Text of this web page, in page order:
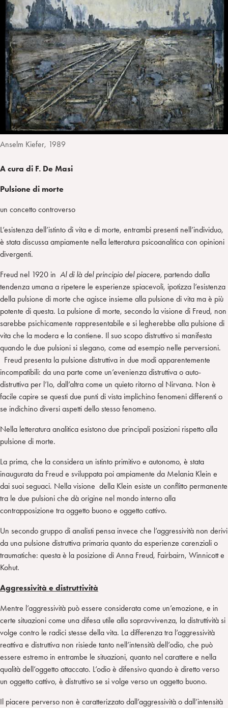
r
Anselm Kiefer, 1989
A cura di F. De Masi
Pulsione di morte
un concetto controverso
L’esistenza dell’istinto di vita e di morte, entrambi presenti nell’individuo,
è stata discussa ampiamente nella letteratura psicoanalitica con opinioni
divergenti.
Freud nel 1920 in Al di là del principio del piacere, partendo dalla
tendenza umana a ripetere le esperienze spiacevoli, ipotizza l’esistenza
della pulsione di morte che agisce insieme alla pulsione di vita ma è più
potente di questa. La pulsione di morte, secondo la visione di Freud, non
sarebbe psichicamente rappresentabile e si legherebbe alla pulsione di
vita che la modera e la contiene. Il suo scopo distruttivo si manifesta
quando le due pulsioni si slegano, come ad esempio nelle perversioni.
Freud presenta la pulsione distruttiva in due modi apparentemente
incompatibili: da una parte come un’evenienza distruttiva o auto-
distruttiva per l’Io, dall’altra come un quieto ritorno al Nirvana. Non è
facile capire se questi due punti di vista implichino fenomeni differenti o
se indichino diversi aspetti dello stesso fenomeno.
Nella letteratura analitica esistono due principali posizioni rispetto alla
pulsione di morte.
La prima, che la considera un istinto primitivo e autonomo, è stata
inaugurata da Freud e sviluppata poi ampiamente da Melania Klein e
dai suoi seguaci. Nella visione della Klein esiste un conflitto permanente
tra le due pulsioni che dà origine nel mondo interno alla
contrapposizione tra oggetto buono e oggetto cattivo.
Un secondo gruppo di analisti pensa invece che l’aggressività non derivi
da una pulsione distruttiva primaria quanto da esperienze carenziali o
traumatiche: questa è la posizione di Anna Freud, Fairbairn, Winnicott e
Kohut.
Aggressività e distruttività
Mentre l’aggressività può essere considerata come un’emozione, e in
certe situazioni come una difesa utile alla sopravvivenza, la distruttività si
volge contro le radici stesse della vita. La differenza tra l’aggressività
reattiva e distruttiva non risiede tanto nell’intensità dell’odio, che può
essere estremo in entrambe le situazioni, quanto nel carattere e nella
qualità dell’oggetto attaccato. L’odio è difensivo quando è diretto verso
un oggetto cattivo, è distruttivo se si volge verso un oggetto buono.
Il piacere perverso non è caratterizzato dall’aggressività o dall’intensità